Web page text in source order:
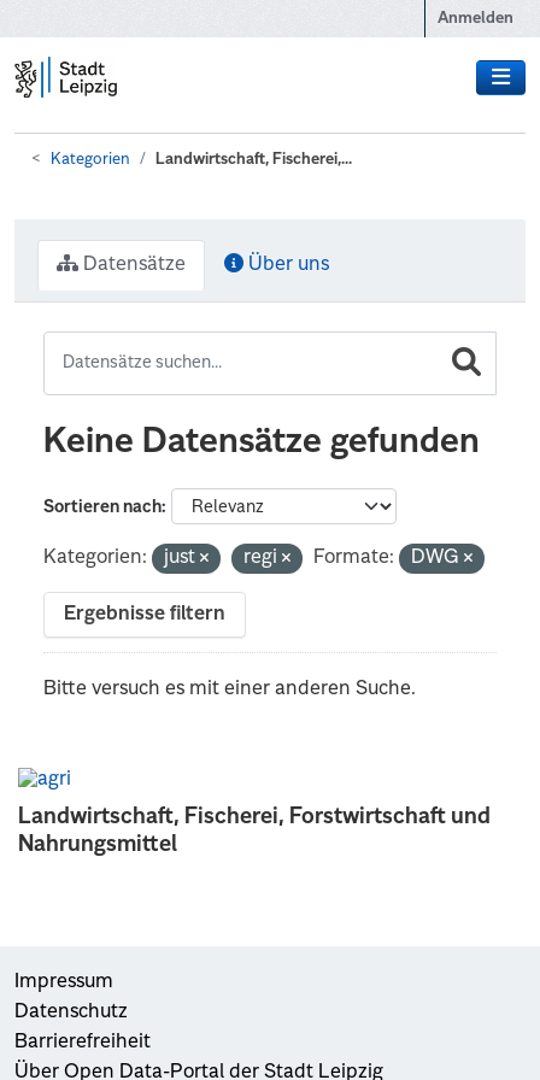
Anmelden
Kategorien Landwirtschaft, Fischerei,...
Landwirtschaft, Fischerei, Forstwirtschaft und
Nahrungsmittel
Datensätze Über uns
Keine Datensätze gefunden
Sortieren nach
Kategorien: just regi Formate: DWG
Ergebnisse filtern
Bitte versuch es mit einer anderen Suche.
Impressum
Datenschutz
Barrierefreiheit
Über Open Data-Portal der Stadt Leipzig